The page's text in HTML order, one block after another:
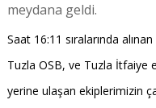
meydana geldi.
Saat 16:11 sıralarında
Tuzla OSB, ve Tuzla İtfaiye
yerine ulaşan ekiplerimizin